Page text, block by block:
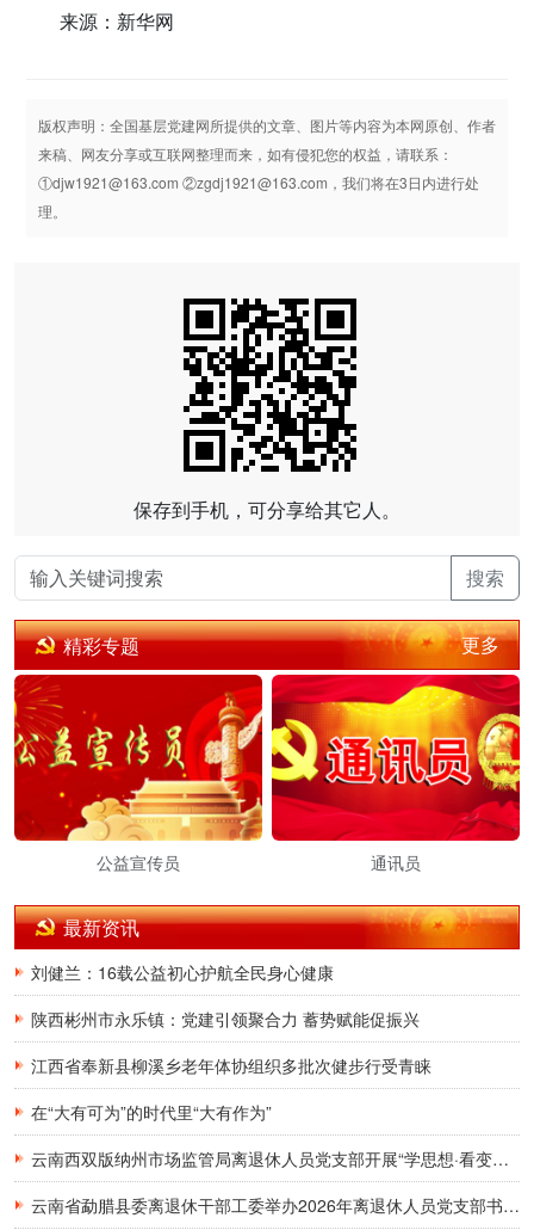
来源：新华网
版权声明：全国基层党建网所提供的文章、图片等内容为本网原创、作者
来稿、网友分享或互联网整理而来，如有侵犯您的权益，请联系：
①djw1921@163.com ②zgdj1921@163.com，我们将在3日内进行处
理。
保存到手机，可分享给其它人。
搜索
精彩专题 更多
公益宣传员 通讯员
最新资讯
刘健兰：16载公益初心护航全民身心健康
陕西彬州市永乐镇：党建引领聚合力 蓄势赋能促振兴
江西省奉新县柳溪乡老年体协组织多批次健步行受青睐
在“大有可为”的时代里“大有作为”
云南西双版纳州市场监管局离退休人员党支部开展“学思想·看变化·助发展”主题党日活动
云南省勐腊县委离退休干部工委举办2026年离退休人员党支部书记、党建联络员培训暨离退休干部党员基本培训